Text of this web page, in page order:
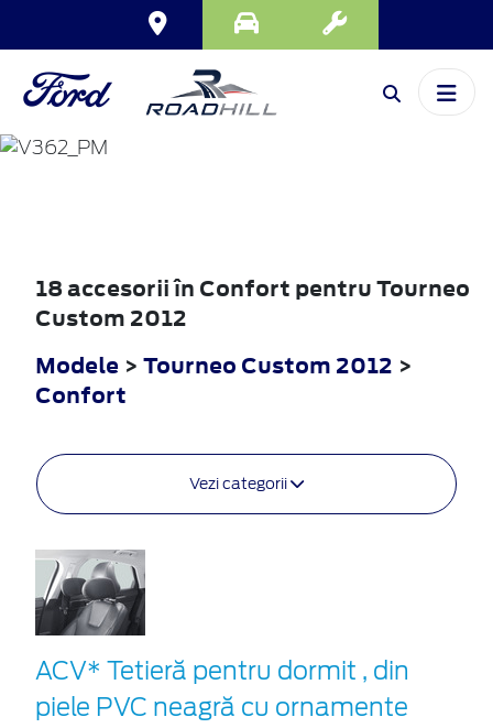
TOURNEO
CUSTOM
18 accesorii în Confort pentru Tourneo
Custom 2012
Modele > Tourneo Custom 2012 >
Confort
Vezi categorii
ACV* Tetieră pentru dormit , din
piele PVC neagră cu ornamente